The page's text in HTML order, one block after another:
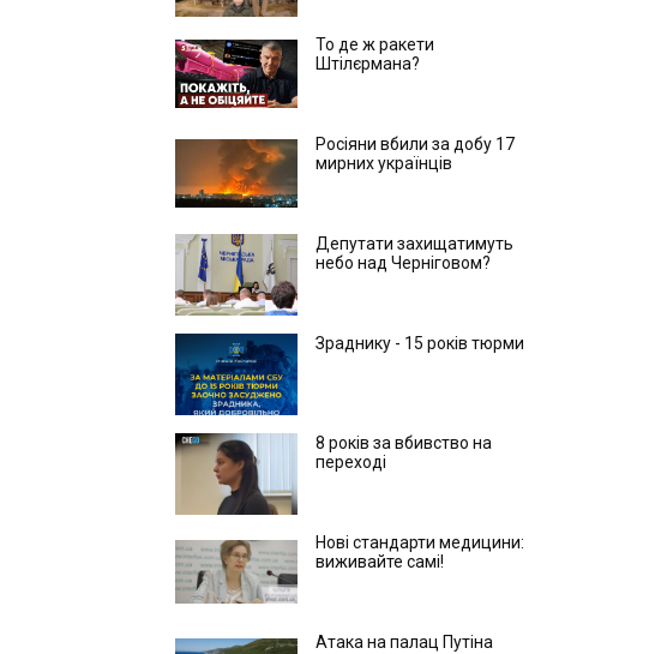
То де ж ракети
Штілєрмана?
Росіяни вбили за добу 17
мирних українців
Депутати захищатимуть
небо над Черніговом?
Зраднику - 15 років тюрми
8 років за вбивство на
переході
Нові стандарти медицини:
виживайте самі!
Атака на палац Путіна